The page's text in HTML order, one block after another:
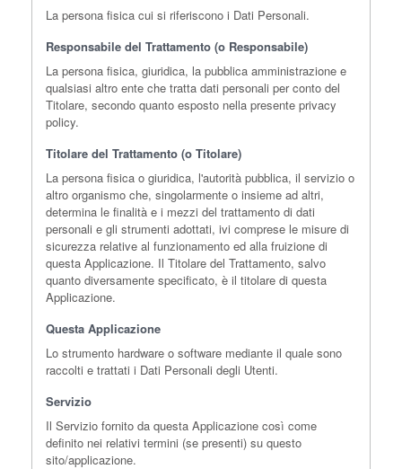
La persona fisica cui si riferiscono i Dati Personali.
Responsabile del Trattamento (o Responsabile)
La persona fisica, giuridica, la pubblica amministrazione e
qualsiasi altro ente che tratta dati personali per conto del
Titolare, secondo quanto esposto nella presente privacy
policy.
Titolare del Trattamento (o Titolare)
La persona fisica o giuridica, l'autorità pubblica, il servizio o
altro organismo che, singolarmente o insieme ad altri,
determina le finalità e i mezzi del trattamento di dati
personali e gli strumenti adottati, ivi comprese le misure di
sicurezza relative al funzionamento ed alla fruizione di
questa Applicazione. Il Titolare del Trattamento, salvo
quanto diversamente specificato, è il titolare di questa
Applicazione.
Questa Applicazione
Lo strumento hardware o software mediante il quale sono
raccolti e trattati i Dati Personali degli Utenti.
Servizio
Il Servizio fornito da questa Applicazione così come
definito nei relativi termini (se presenti) su questo
sito/applicazione.